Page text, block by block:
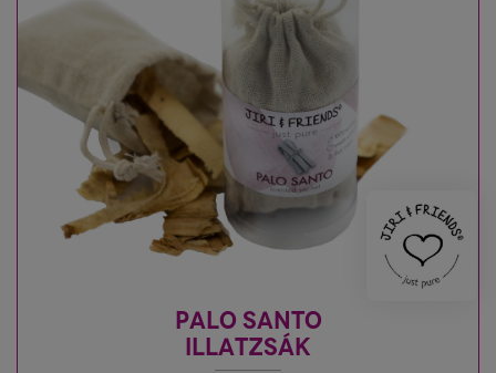
PALO SANTO
ILLATZSÁK